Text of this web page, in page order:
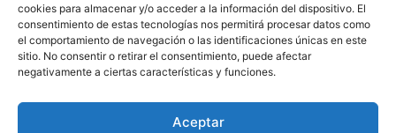
cookies para almacenar y/o acceder a la información del dispositivo. El
consentimiento de estas tecnologías nos permitirá procesar datos como
el comportamiento de navegación o las identificaciones únicas en este
sitio. No consentir o retirar el consentimiento, puede afectar
negativamente a ciertas características y funciones.
Aceptar